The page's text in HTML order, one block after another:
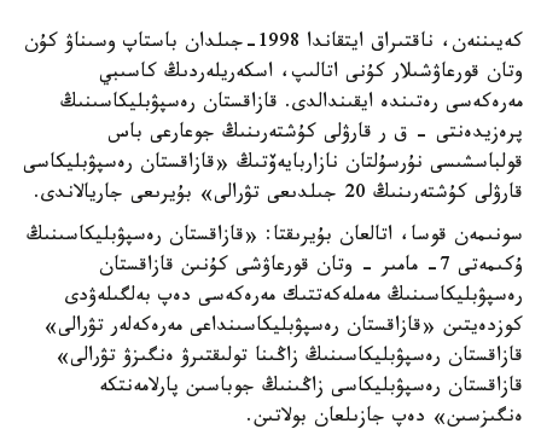
كەيىننەن، ناقتىراق ايتقاندا 1998-جىلدان باستاپ وسىناۋ كۇن
وتان قورعاۋشىلار كۇنى اتالىپ، اسكەريلەردىڭ كاسىبي
مەرەكەسى رەتىندە ايقىندالدى. قازاقستان رەسپۋبليكاسىنىڭ
پرەزيدەنتى - ق ر قارۋلى كۇشتەرىنىڭ جوعارعى باس
قولباسشىسى نۇرسۇلتان نازاربايەۆتىڭ «قازاقستان رەسپۋبليكاسى
قارۋلى كۇشتەرىنىڭ 20 جىلدىعى تۋرالى» بۇيرىعى جاريالاندى.
سونىمەن قوسا، اتالعان بۇيرىقتا: «قازاقستان رەسپۋبليكاسىنىڭ
ۇكىمەتى 7- مامىر - وتان قورعاۋشى كۇنىن قازاقستان
رەسپۋبليكاسىنىڭ مەملەكەتتىك مەرەكەسى دەپ بەلگىلەۋدى
كوزدەيتىن «قازاقستان رەسپۋبليكاسىنداعى مەرەكەلەر تۋرالى»
قازاقستان رەسپۋبليكاسىنىڭ زاڭىنا تولىقتىرۋ ەنگىزۋ تۋرالى»
قازاقستان رەسپۋبليكاسى زاڭىنىڭ جوباسىن پارلامەنتكە
ەنگىزسىن» دەپ جازىلعان بولاتىن.